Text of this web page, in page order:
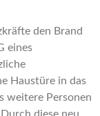
den Brand
eines
Haustüre in das
weitere Personen